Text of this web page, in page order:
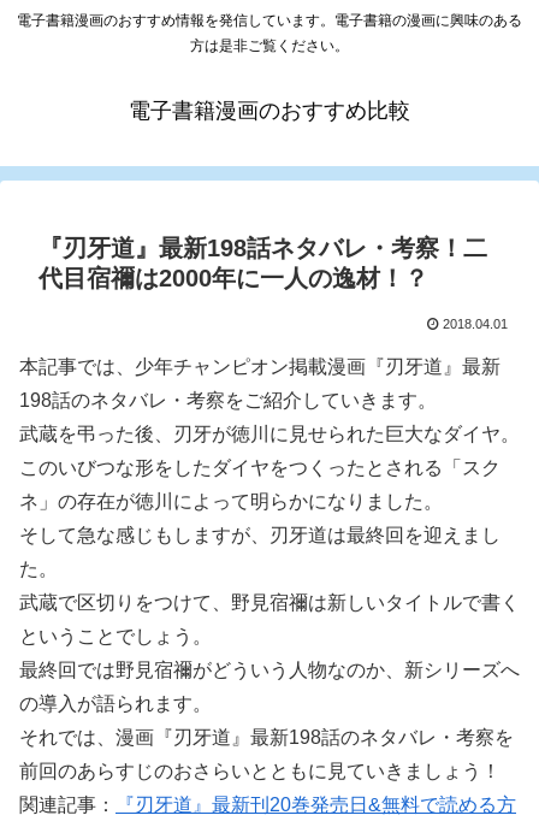
電子書籍漫画のおすすめ情報を発信しています。電子書籍の漫画に興味のある
方は是非ご覧ください。
電子書籍漫画のおすすめ比較
『刃牙道』最新198話ネタバレ・考察！二
代目宿禰は2000年に一人の逸材！？
2018.04.01
本記事では、少年チャンピオン掲載漫画『刃牙道』最新
198話のネタバレ・考察をご紹介していきます。
武蔵を弔った後、刃牙が徳川に見せられた巨大なダイヤ。
このいびつな形をしたダイヤをつくったとされる「スク
ネ」の存在が徳川によって明らかになりました。
そして急な感じもしますが、刃牙道は最終回を迎えまし
た。
武蔵で区切りをつけて、野見宿禰は新しいタイトルで書く
ということでしょう。
最終回では野見宿禰がどういう人物なのか、新シリーズへ
の導入が語られます。
それでは、漫画『刃牙道』最新198話のネタバレ・考察を
前回のあらすじのおさらいとともに見ていきましょう！
関連記事：
『刃牙道』最新刊20巻発売日&無料で読める方